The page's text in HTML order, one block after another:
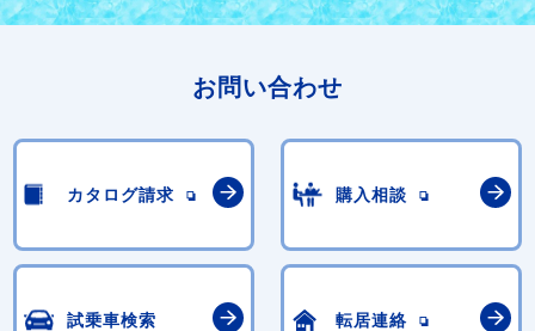
お問い合わせ
カタログ請求 購入相談
試乗車検索 転居連絡